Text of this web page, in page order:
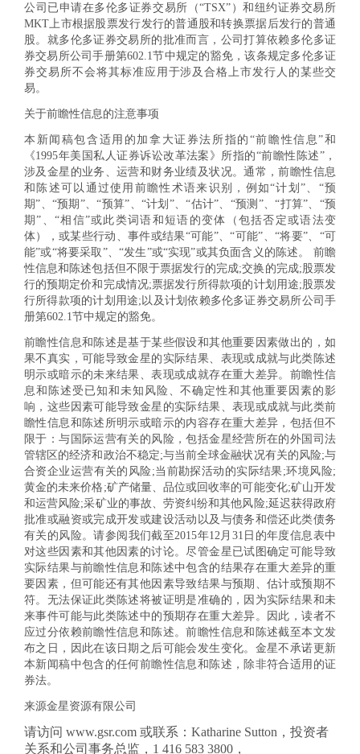
公司已申请在多伦多证券交易所（“TSX”）和纽约证券交易所
MKT上市根据股票发行发行的普通股和转换票据后发行的普通
股。就多伦多证券交易所的批准而言，公司打算依赖多伦多证
券交易所公司手册第602.1节中规定的豁免，该条规定多伦多证
券交易所不会将其标准应用于涉及合格上市发行人的某些交
易。
关于前瞻性信息的注意事项
本新闻稿包含适用的加拿大证券法所指的“前瞻性信息”和
《1995年美国私人证券诉讼改革法案》所指的“前瞻性陈述”，
涉及金星的业务、运营和财务业绩及状况。通常，前瞻性信息
和陈述可以通过使用前瞻性术语来识别，例如“计划”、“预
期”、“预期”、“预算”、“计划”、“估计”、“预测”、“打算”、“预
期”、“相信”或此类词语和短语的变体（包括否定或语法变
体），或某些行动、事件或结果“可能”、“可能”、“将要”、“可
能”或“将要采取”、“发生”或“实现”或其负面含义的陈述。 前瞻
性信息和陈述包括但不限于票据发行的完成;交换的完成;股票发
行的预期定价和完成情况;票据发行所得款项的计划用途;股票发
行所得款项的计划用途;以及计划依赖多伦多证券交易所公司手
册第602.1节中规定的豁免。
前瞻性信息和陈述是基于某些假设和其他重要因素做出的，如
果不真实，可能导致金星的实际结果、表现或成就与此类陈述
明示或暗示的未来结果、表现或成就存在重大差异。前瞻性信
息和陈述受已知和未知风险、不确定性和其他重要因素的影
响，这些因素可能导致金星的实际结果、表现或成就与此类前
瞻性信息和陈述所明示或暗示的内容存在重大差异，包括但不
限于：与国际运营有关的风险，包括金星经营所在的外国司法
管辖区的经济和政治不稳定;与当前全球金融状况有关的风险;与
合资企业运营有关的风险;当前勘探活动的实际结果;环境风险;
黄金的未来价格;矿产储量、品位或回收率的可能变化;矿山开发
和运营风险;采矿业的事故、劳资纠纷和其他风险;延迟获得政府
批准或融资或完成开发或建设活动以及与债务和偿还此类债务
有关的风险。请参阅我们截至2015年12月31日的年度信息表中
对这些因素和其他因素的讨论。尽管金星已试图确定可能导致
实际结果与前瞻性信息和陈述中包含的结果存在重大差异的重
要因素，但可能还有其他因素导致结果与预期、估计或预期不
符。无法保证此类陈述将被证明是准确的，因为实际结果和未
来事件可能与此类陈述中的预期存在重大差异。因此，读者不
应过分依赖前瞻性信息和陈述。前瞻性信息和陈述截至本文发
布之日，因此在该日期之后可能会发生变化。金星不承诺更新
本新闻稿中包含的任何前瞻性信息和陈述，除非符合适用的证
券法。
来源金星资源有限公司
请访问 www.gsr.com 或联系：Katharine Sutton，投资者
关系和公司事务总监，1 416 583 3800，